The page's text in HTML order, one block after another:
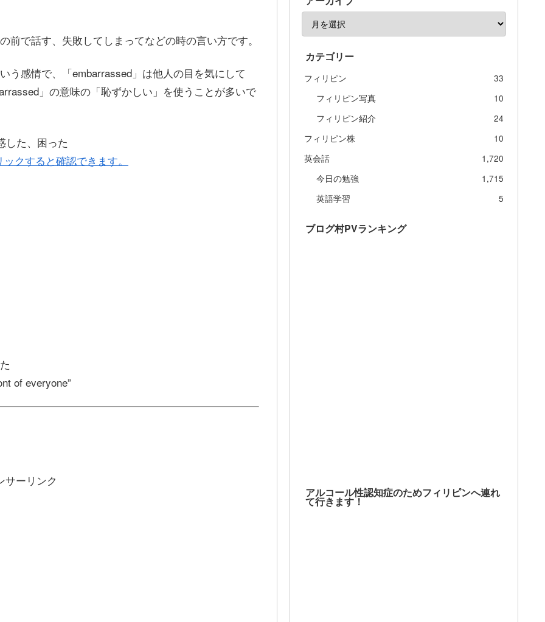
で話す、失敗してしまってなどの時の言い方です。
う感情で、「embarrassed」は他人の目を気にして
」の意味の「恥ずかしい」を使うことが多いで
した、困った
クすると確認できます。
of everyone”
サーリンク
カテゴリー
フィリピン
33
フィリピン写真
10
フィリピン紹介
24
フィリピン株
10
英会話
1,720
今日の勉強
1,715
英語学習
5
ブログ村PVランキング
アルコール性認知症のためフィリピンへ連れ
て行きます！